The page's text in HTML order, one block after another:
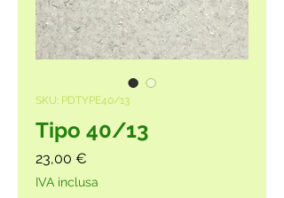
SKU: PDTYPE40/13
Tipo 40/13
23,00 €
IVA inclusa